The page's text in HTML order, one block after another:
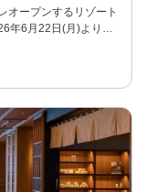
オープンするリゾート
年6月22日(月)より…